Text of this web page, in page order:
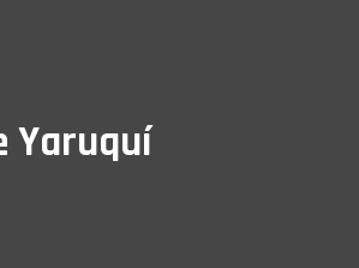
Yaruquí